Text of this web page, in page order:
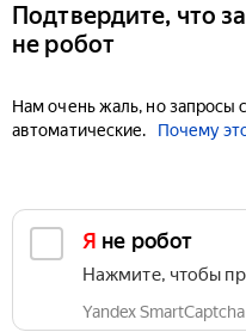
Подтвердите, что
не робот
Нам очень жаль, но запросы
автоматические.
Почему
Я не робот
Нажмите, чтобы
Yandex SmartCaptcha